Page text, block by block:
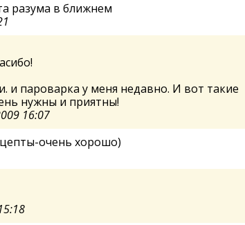
разума в ближнем
и пароварка у меня недавно. И вот такие
нужны и приятны!
16:07
очень хорошо)